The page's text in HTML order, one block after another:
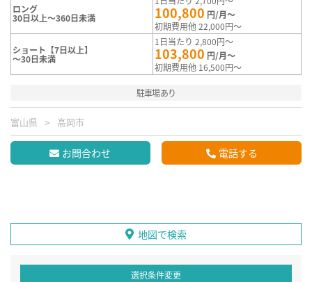
ロング
30日以上～360日未満 100,800 円/月～
初期費用他 22,000円～
ショート【7日以上】
～30日未満
1日当たり 2,800円～
103,800 円/月～
初期費用他 16,500円～
駐車場あり
富山県 高岡市
お問合わせ 電話する
地図で検索
選択条件変更